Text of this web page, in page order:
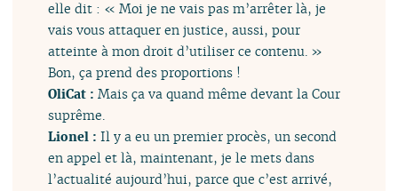
elle dit : « Moi je ne vais pas m’arrêter là, je
vais vous attaquer en justice, aussi, pour
atteinte à mon droit d’utiliser ce contenu. »
Bon, ça prend des proportions !
OliCat : Mais ça va quand même devant la Cour
suprême.
Lionel :Il y a eu un premier procès, un second
en appel et là, maintenant, je le mets dans
l’actualité aujourd’hui, parce que c’est arrivé,